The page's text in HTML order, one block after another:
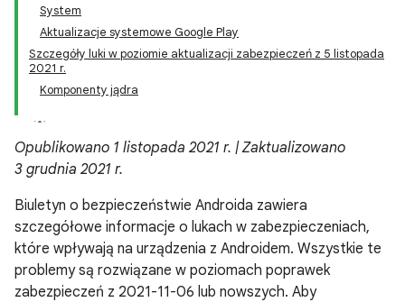
System
Aktualizacje systemowe Google Play
Szczegóły luki w poziomie aktualizacji zabezpieczeń z 5 listopada
2021 r.
Komponenty jądra
Opublikowano 1 listopada 2021 r. | Zaktualizowano
3 grudnia 2021 r.
Biuletyn o bezpieczeństwie Androida zawiera
szczegółowe informacje o lukach w zabezpieczeniach,
które wpływają na urządzenia z Androidem. Wszystkie te
problemy są rozwiązane w poziomach poprawek
zabezpieczeń z 2021-11-06 lub nowszych. Aby